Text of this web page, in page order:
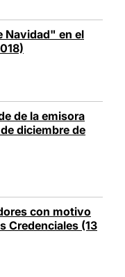
Navidad" en el
de la emisora
diciembre de
con motivo
Credenciales (13